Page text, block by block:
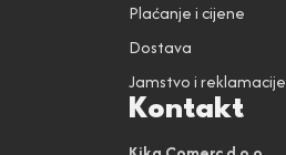
Plaćanje i cijene
Dostava
Jamstvo i reklamacije
Kontakt